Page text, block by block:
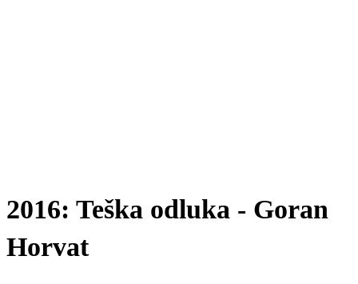
2016: Teška odluka - Goran
Horvat